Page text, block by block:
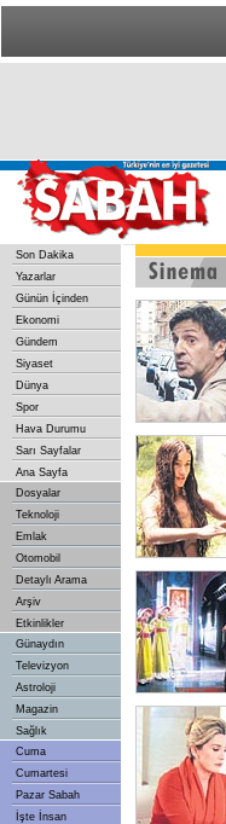
Son Dakika
Yazarlar
Günün İçinden
Ekonomi
Gündem
Siyaset
Dünya
Spor
Hava Durumu
Sarı Sayfalar
Ana Sayfa
Dosyalar
Teknoloji
Emlak
Otomobil
Detaylı Arama
Arşiv
Etkinlikler
Günaydın
Televizyon
Astroloji
Magazin
Sağlık
Cuma
Cumartesi
Pazar Sabah
İşte İnsan